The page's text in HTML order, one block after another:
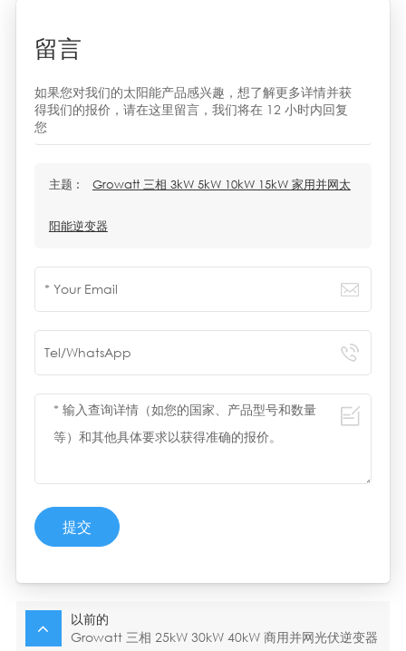
留言
如果您对我们的太阳能产品感兴趣，想了解更多详情并获
得我们的报价，请在这里留言，我们将在 12 小时内回复
您
主题 : Growatt 三相 3kW 5kW 10kW 15kW 家用并网太
阳能逆变器
提交
以前的
Growatt 三相 25kW 30kW 40kW 商用并网光伏逆变器